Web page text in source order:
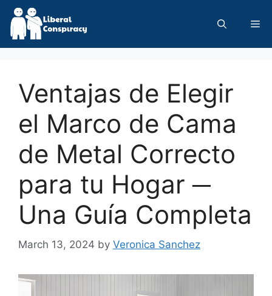
Skip
content
Ventajas de Elegir
el Marco de Cama
de Metal Correcto
para tu Hogar ─
Una Guía Completa
March 13, 2024 by Veronica Sanchez